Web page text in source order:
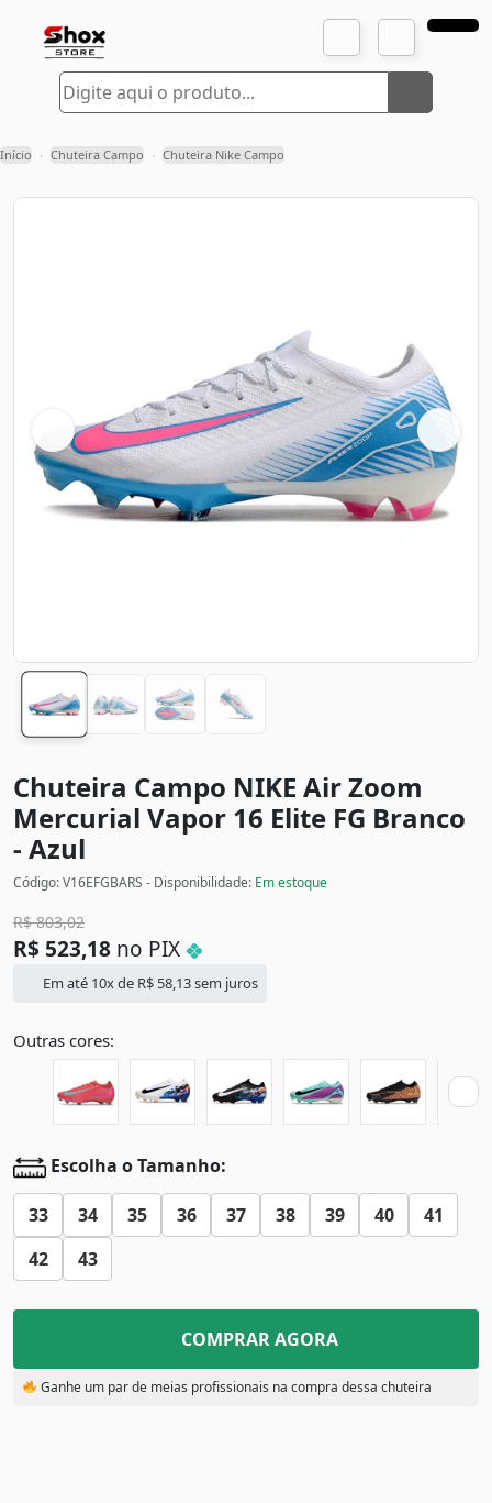
Início › Chuteira Campo › Chuteira Nike Campo
Chuteira Campo NIKE Air Zoom
Mercurial Vapor 16 Elite FG Branco
- Azul
Código: V16EFGBARS - Disponibilidade: Em estoque
R$803,02
R$ 523,18 no PIX
Em até 10x de R$ 58,13sem juros
Outras cores:
Escolha o Tamanho:
33 34 35 36 37 38 39 40
41
42
43
COMPRAR AGORA
Ganhe um par de meias profissionais na compra dessa chuteira